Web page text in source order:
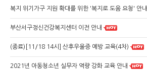
복지 위기가구 지원 확대를 위한 '복지로 도움 요청' 안내
부산서구정신건강복지센터 이전 안내
(종료)[11/18 14시] 산후우울증 예방 교육(4차)
2021년 아동청소년 실무자 역량 강화 교육 안내